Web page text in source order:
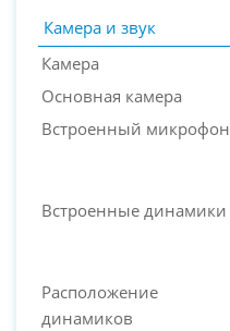
Камера и звук
Камера
Основная камера
Встроенный микрофон
Встроенные динамики
Расположение
динамиков